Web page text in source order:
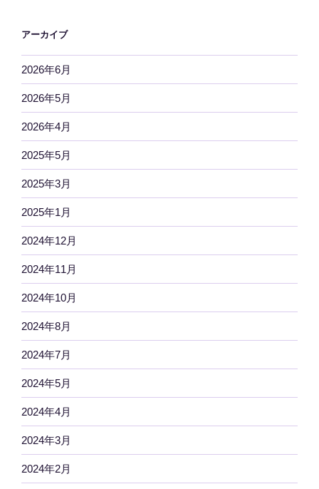
アーカイブ
2026年6月
2026年5月
2026年4月
2025年5月
2025年3月
2025年1月
2024年12月
2024年11月
2024年10月
2024年8月
2024年7月
2024年5月
2024年4月
2024年3月
2024年2月